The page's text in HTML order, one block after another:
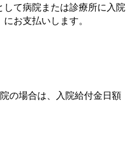
して病院または診療所に入院
にお支払いします。
の場合は、 入院給付金日額